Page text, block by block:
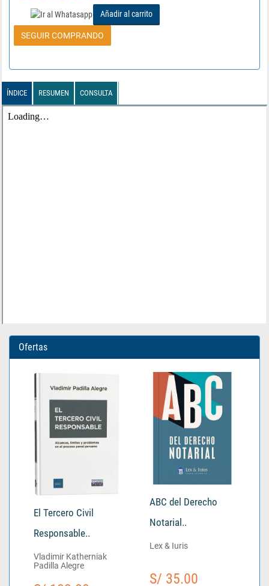
Añadir al carrito
SEGUIR COMPRANDO
ÍNDICE RESUMEN CONSULTA
Ofertas
El Tercero Civil
Responsable..
Vladimir Katherniak
Padilla Alegre
ABC del Derecho
Notarial..
Lex & Iuris
S/ 35.00